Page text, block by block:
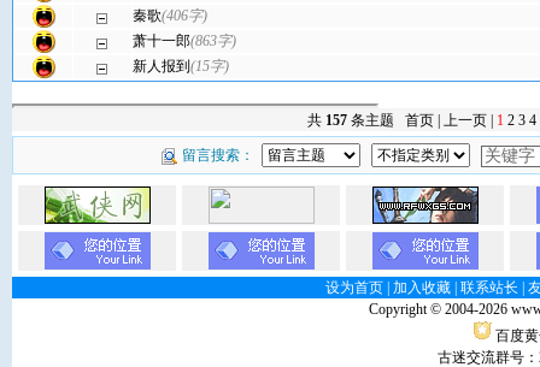
秦歌(406字)
萧十一郎(863字)
新人报到 (15字)
共 157 条主题 首页 | 上一页 | 1 2 3 4
留言搜索：
设为首页 加入收藏 联系站长
Copyright © 2004-2026
百度
古迷交流群号